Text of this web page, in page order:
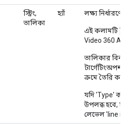
স্ট্রিং,
তালিকা
হ্যাঁ লক্ষ্য
এই কলামটি
Video 360
তালিকার
ক্রমে তৈরি করা
যদি 'Type'
উপলব্ধ হবে,
লেভেল 'line